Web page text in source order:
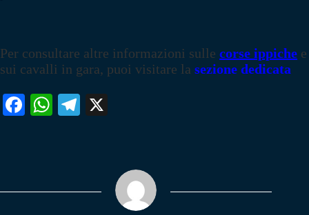
Per consultare altre informazioni sulle corse ippiche e
sui cavalli in gara, puoi visitare la sezione dedicata
Fa W
pp
Te
m